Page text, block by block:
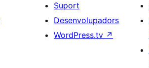
Suport
Desenvolupadors
WordPress.tv ↗